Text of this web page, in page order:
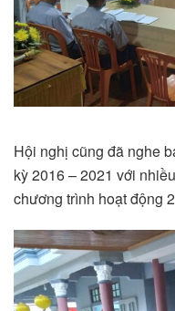
Hội nghị cũng đã nghe
kỳ 2016 – 2021 với
chương trình hoạt động